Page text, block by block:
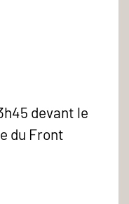
devant le
du Front